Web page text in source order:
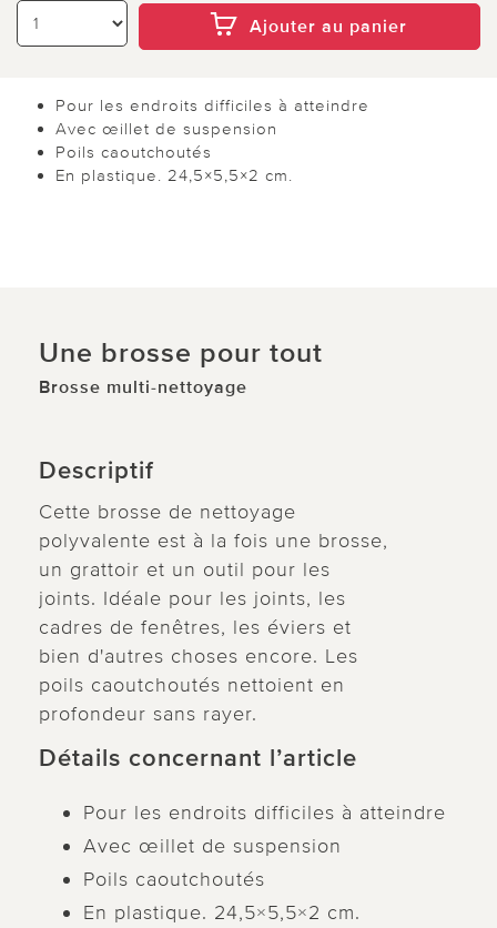
Ajouter au panier
Pour les endroits difficiles à atteindre
Avec œillet de suspension
Poils caoutchoutés
En plastique. 24,5×5,5×2 cm.
Une brosse pour tout
Brosse multi-nettoyage
Descriptif
Cette brosse de nettoyage
polyvalente est à la fois une brosse,
un grattoir et un outil pour les
joints. Idéale pour les joints, les
cadres de fenêtres, les éviers et
bien d'autres choses encore. Les
poils caoutchoutés nettoient en
profondeur sans rayer.
Détails concernant l’article
Pour les endroits difficiles à atteindre
Avec œillet de suspension
Poils caoutchoutés
En plastique. 24,5×5,5×2 cm.